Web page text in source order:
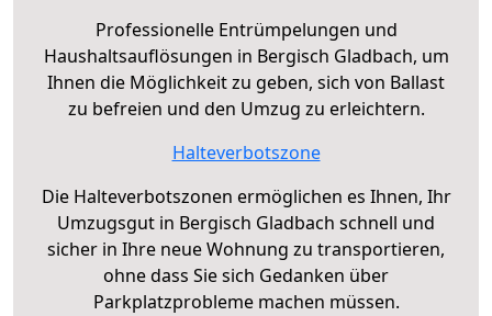
Professionelle Entrümpelungen und
Haushaltsauflösungen in Bergisch Gladbach, um
Ihnen die Möglichkeit zu geben, sich von Ballast
zu befreien und den Umzug zu erleichtern.
Halteverbotszone
Die Halteverbotszonen ermöglichen es Ihnen, Ihr
Umzugsgut in Bergisch Gladbach schnell und
sicher in Ihre neue Wohnung zu transportieren,
ohne dass Sie sich Gedanken über
Parkplatzprobleme machen müssen.